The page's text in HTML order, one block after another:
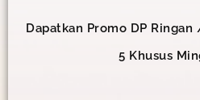
Dapatkan Promo DP
5 Khusus